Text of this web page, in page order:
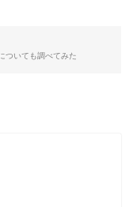
ついても調べてみた